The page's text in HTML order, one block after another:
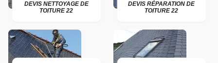
DEVIS NETTOYAGE DE
TOITURE 22
DEVIS RÉPARATION DE
TOITURE 22